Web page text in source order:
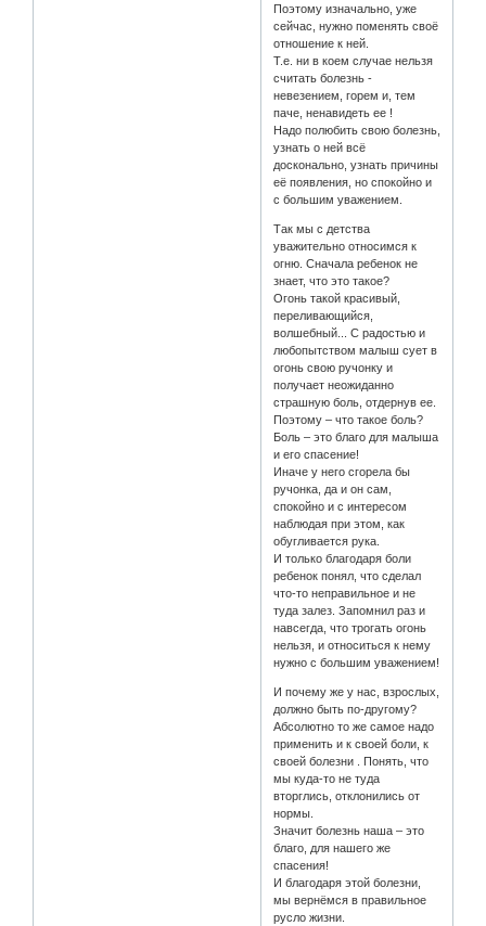
Поэтому изначально, уже
сейчас, нужно поменять своё
отношение к ней.
Т.е. ни в коем случае нельзя
считать болезнь -
невезением, горем и, тем
паче, ненавидеть ее !
Надо полюбить свою болезнь,
узнать о ней всё
досконально, узнать причины
её появления, но спокойно и
с большим уважением.
Так мы с детства
уважительно относимся к
огню. Сначала ребенок не
знает, что это такое?
Огонь такой красивый,
переливающийся,
волшебный... С радостью и
любопытством малыш сует в
огонь свою ручонку и
получает неожиданно
страшную боль, отдернув ее.
Поэтому – что такое боль?
Боль – это благо для малыша
и его спасение!
Иначе у него сгорела бы
ручонка, да и он сам,
спокойно и с интересом
наблюдая при этом, как
обугливается рука.
И только благодаря боли
ребенок понял, что сделал
что-то неправильное и не
туда залез. Запомнил раз и
навсегда, что трогать огонь
нельзя, и относиться к нему
нужно с большим уважением!
И почему же у нас, взрослых,
должно быть по-другому?
Абсолютно то же самое надо
применить и к своей боли, к
своей болезни . Понять, что
мы куда-то не туда
вторглись, отклонились от
нормы.
Значит болезнь наша – это
благо, для нашего же
спасения!
И благодаря этой болезни,
мы вернёмся в правильное
русло жизни.